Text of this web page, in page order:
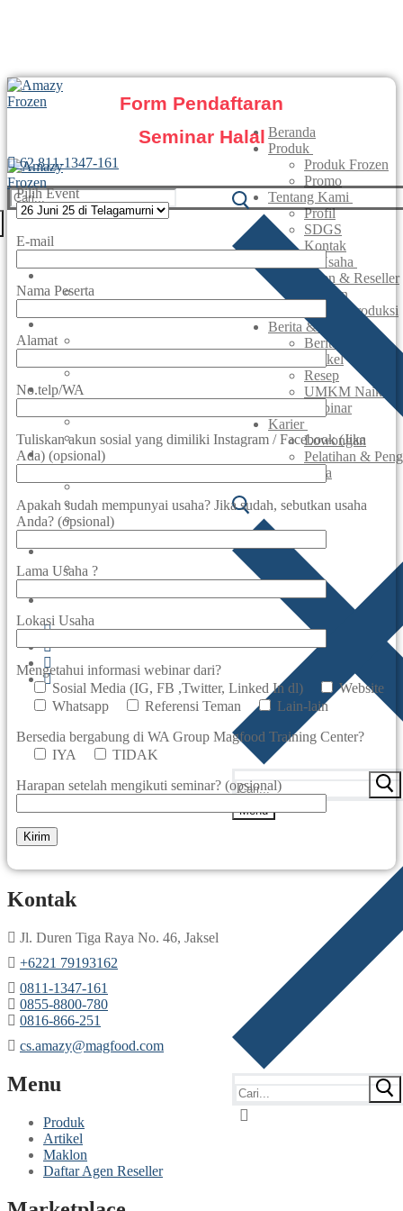
Beranda
Produk
Produk Frozen
Promo
Tentang Kami
Profil
SDGS
Kontak
Peluang Usaha
Agen & Reseller
Maklon
Lisensi Produksi
Berita & Artikel
Berita
Artikel
Resep
UMKM Naik
Webinar
Karier
Lowongan
Pelatihan &
Akun Saya
Menu
62 811-1347-161
Produk Frozen
Kontak
Peluang Usaha
Maklon
Lisensi Produksi
Berita & Artikel
Berita
Artikel
Resep
UMKM Naik Kelas Bersama SNI
Webinar
Karier
Lowongan
Pelatihan & Pengembangan
Akun Saya
Form Pendaftaran
Seminar Halal
Pilih Event
E-mail
Nama Peserta
Alamat
No.telp/WA
Tuliskan akun sosial yang dimiliki Instagram / Facebook (Jika
Ada) (opsional)
Apakah sudah mempunyai usaha? Jika sudah, sebutkan usaha
Anda? (opsional)
Lama Usaha ?
Lokasi Usaha
Mengetahui informasi webinar dari?
Sosial Media (IG, FB ,Twitter, Linked In dl)
Website
Whatsapp
Referensi Teman
Lain-lain
Bersedia bergabung di WA Group Magfood Training Center?
IYA
TIDAK
Harapan setelah mengikuti seminar? (opsional)
Kontak
Jl. Duren Tiga Raya No. 46, Jaksel
‎+6221 79193162
‪0811-1347-161
‪0855-8800-780
‪0816-866-251
cs.amazy@magfood.com
Menu
Produk
Artikel
Maklon
Daftar Agen Reseller